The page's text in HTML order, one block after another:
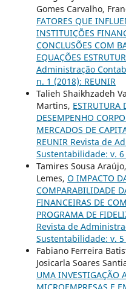
Gomes Carvalho,
FATORES QUE
INSTITUIÇÕES
CONCLUSÕES COM
EQUAÇÕES
Administração
n. 1 (2018): REUNIR
Talieh Shaikhzadeh
Martins, ESTRUTURA
DESEMPENHO
MERCADOS DE
REUNIR Revista de
Sustentabilidade: v. 6
Tamires Sousa
Lemes, O IMPACTO
COMPARABILIDADE
FINANCEIRAS DE
PROGRAMA DE
Revista de
Sustentabilidade: v. 5
Fabiano Ferreira
Josicarla Soares
UMA INVESTIGAÇÃO
MICROEMPRESAS E